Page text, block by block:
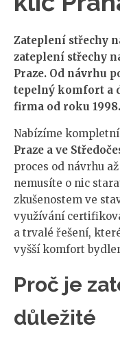
Zateplení střechy
zateplení střechy
Praze. Od návrhu
tepelný komfort a
firma od roku 1998.
Nabízíme kompletní
Praze a ve
proces od návrhu
nemusíte o nic
zkušenostem ve
využívání
a trvalé řešení,
vyšší komfort
Proč je
důležité